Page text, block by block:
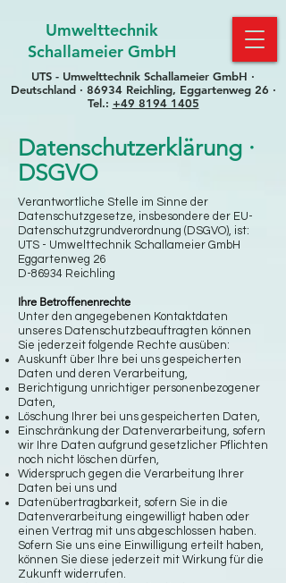
Umwelttechnik
Schallameier GmbH
UTS - Umwelttechnik Schallameier GmbH ·
Deutschland · 86934 Reichling, Eggartenweg 26 ·
Tel.: +49 8194 1405
Datenschutzerklärung ·
DSGVO
Verantwortliche Stelle im Sinne der
Datenschutzgesetze, insbesondere der EU-
Datenschutzgrundverordnung (DSGVO), ist:
UTS - Umwelttechnik Schallameier GmbH
Eggartenweg 26
D-86934 Reichling
Ihre Betroffenenrechte
Unter den angegebenen Kontaktdaten
unseres Datenschutzbeauftragten können
Sie jederzeit folgende Rechte ausüben:
Auskunft über Ihre bei uns gespeicherten
Daten und deren Verarbeitung,
Berichtigung unrichtiger personenbezogener
Daten,
Löschung Ihrer bei uns gespeicherten Daten,
Einschränkung der Datenverarbeitung, sofern
wir Ihre Daten aufgrund gesetzlicher Pflichten
noch nicht löschen dürfen,
Widerspruch gegen die Verarbeitung Ihrer
Daten bei uns und
Datenübertragbarkeit, sofern Sie in die
Datenverarbeitung eingewilligt haben oder
einen Vertrag mit uns abgeschlossen haben.
Sofern Sie uns eine Einwilligung erteilt haben,
können Sie diese jederzeit mit Wirkung für die
Zukunft widerrufen.